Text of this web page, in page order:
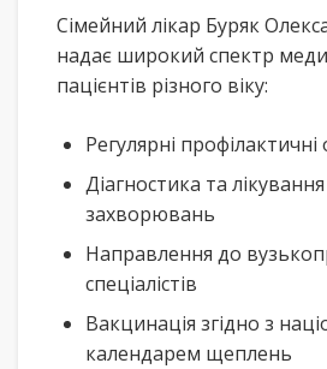
Сімейний лікар Буряк
надає широкий спектр
пацієнтів різного віку:
Регулярні профілактичні
Діагностика та
захворювань
Направлення до
спеціалістів
Вакцинація згідно з
календарем щеплень